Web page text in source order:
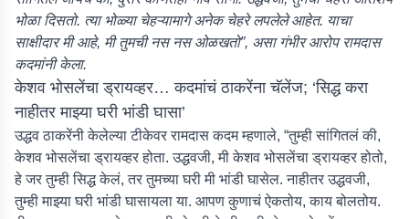
भोळा दिसतो. त्या भोळ्या चेहऱ्यामागे अनेक चेहरे लपलेले आहेत. याचा
साक्षीदार मी आहे, मी तुमची नस नस ओळखतो”, असा गंभीर आरोप रामदास
कदमांनी केला.
केशव भोसलेंचा ड्रायव्हर… कदमांचं ठाकरेंना चॅलेंज; ‘सिद्ध करा
नाहीतर माझ्या घरी भांडी घासा’
उद्धव ठाकरेंनी केलेल्या टीकेवर रामदास कदम म्हणाले, “तुम्ही सांगितलं की,
केशव भोसलेंचा ड्रायव्हर होता. उद्धवजी, मी केशव भोसलेंचा ड्रायव्हर होतो,
हे जर तुम्ही सिद्ध केलं, तर तुमच्या घरी मी भांडी घासेल. नाहीतर उद्धवजी,
तुम्ही माझ्या घरी भांडी घासायला या. आपण कुणाचं ऐकतोय, काय बोलतोय.